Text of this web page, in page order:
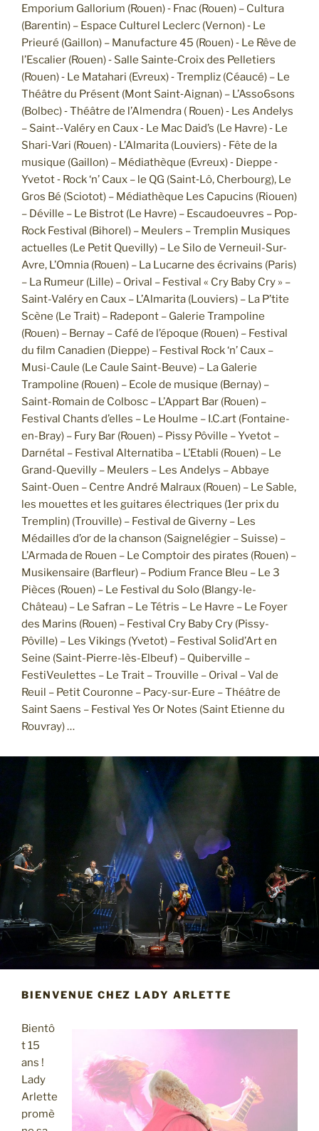
Emporium Gallorium (Rouen) ‐ Fnac (Rouen) – Cultura
(Barentin) – Espace Culturel Leclerc (Vernon) ­‐ Le
Prieuré (Gaillon) – Manufacture 45 (Rouen) ‐ Le Rêve de
l’Escalier (Rouen) ­‐ Salle Sainte‐Croix des Pelletiers
(Rouen) ‐ Le Matahari (Evreux) ­‐ Trempliz (Céaucé) – Le
Théâtre du Présent (Mont Saint‐Aignan) – L’Asso6sons
(Bolbec) ‐ Théâtre de l’Almendra ( Rouen) ‐ Les Andelys
– Saint-­‐Valéry en Caux ­‐ Le Mac Daid’s (Le Havre) ‐ Le
Shari‐Vari (Rouen) ‐ L’Almarita (Louviers) ‐ Fête de la
musique (Gaillon) – Médiathèque (Evreux) ­‐ Dieppe ­‐
Yvetot ‐ Rock ‘n’ Caux – le QG (Saint‐Lô, Cherbourg), Le
Gros Bé (Sciotot) – Médiathèque Les Capucins (Riouen)
– Déville – Le Bistrot (Le Havre) – Escaudoeuvres – Pop-
Rock Festival (Bihorel) – Meulers – Tremplin Musiques
actuelles (Le Petit Quevilly) – Le Silo de Verneuil-Sur-
Avre, L’Omnia (Rouen) – La Lucarne des écrivains (Paris)
– La Rumeur (Lille) – Orival – Festival « Cry Baby Cry » –
Saint-Valéry en Caux – L’Almarita (Louviers) – La P’tite
Scène (Le Trait) – Radepont – Galerie Trampoline
(Rouen) – Bernay – Café de l’époque (Rouen) – Festival
du film Canadien (Dieppe) – Festival Rock ‘n’ Caux –
Musi-Caule (Le Caule Saint-Beuve) – La Galerie
Trampoline (Rouen) – Ecole de musique (Bernay) –
Saint-Romain de Colbosc – L’Appart Bar (Rouen) –
Festival Chants d’elles – Le Houlme – I.C.art (Fontaine-
en-Bray) – Fury Bar (Rouen) – Pissy Pôville – Yvetot –
Darnétal – Festival Alternatiba – L’Etabli (Rouen) – Le
Grand-Quevilly – Meulers – Les Andelys – Abbaye
Saint-Ouen – Centre André Malraux (Rouen) – Le Sable,
les mouettes et les guitares électriques (1er prix du
Tremplin) (Trouville) – Festival de Giverny – Les
Médailles d’or de la chanson (Saignelégier – Suisse) –
L’Armada de Rouen – Le Comptoir des pirates (Rouen) –
Musikensaire (Barfleur) – Podium France Bleu – Le 3
Pièces (Rouen) – Le Festival du Solo (Blangy-le-
Château) – Le Safran – Le Tétris – Le Havre – Le Foyer
des Marins (Rouen) – Festival Cry Baby Cry (Pissy-
Pôville) – Les Vikings (Yvetot) – Festival Solid’Art en
Seine (Saint-Pierre-lès-Elbeuf) – Quiberville –
FestiVeulettes – Le Trait – Trouville – Orival – Val de
Reuil – Petit Couronne – Pacy-sur-Eure – Théâtre de
Saint Saens – Festival Yes Or Notes (Saint Etienne du
Rouvray) …
BIENVENUE CHEZ LADY ARLETTE
Bientô
t 15
ans !
Lady
Arlette
promè